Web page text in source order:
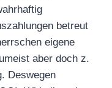
betreut
eigene
aber doch z.
Deswegen